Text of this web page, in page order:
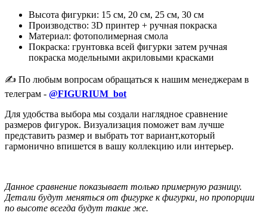
Высота фигурки: 15 см, 20 см, 25 см, 30 см
Производство: 3D принтер + ручная покраска
Материал: фотополимерная смола
Покраска: грунтовка всей фигурки затем ручная
покраска модельными акриловыми красками
✍️ По любым вопросам обращаться к нашим менеджерам в
телеграм - @FIGURIUM_bot
Для удобства выбора мы создали наглядное сравнение
размеров фигурок. Визуализация поможет вам лучше
представить размер и выбрать тот вариант,который
гармонично впишется в вашу коллекцию или интерьер.
Данное сравнение показывает только примерную разницу.
Детали будут меняться от фигурке к фигурки, но пропорции
по высоте всегда будут такие же.